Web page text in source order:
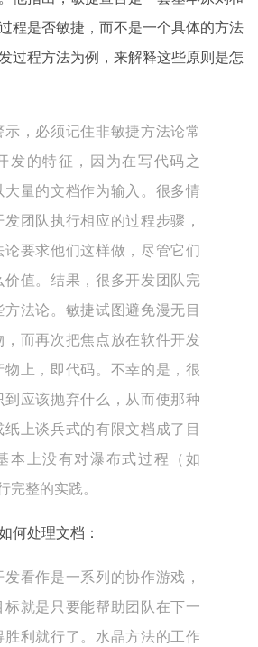
程是否敏捷，而不是一个具体的方法
过程方法为例，来解释这些原则是怎
示，必须记住非敏捷方法论常
发的特征，因为在写代码之
大量的文档作为输入。很多情
团队执行相应的过程步骤，
论要求他们这样做，尽管它们
价值。结果，很多开发团队完
法论。敏捷试图避免漫无目
，而再次把焦点放在软件开发
物上，即代码。不幸的是，很
到应该抛弃什么，从而使那种
纸上谈兵式的有限文档成了目
本上没有对瀑布式过程（如
完整的实践。
何处理文档：
看作是一系列的协作游戏，
标就是只要能帮助团队在下一
胜利就行了。水晶方法的工作